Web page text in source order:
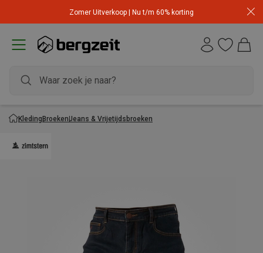
Zomer Uitverkoop | Nu t/m 60% korting
KledingBroekenJeans & Vrijetijdsbroeken